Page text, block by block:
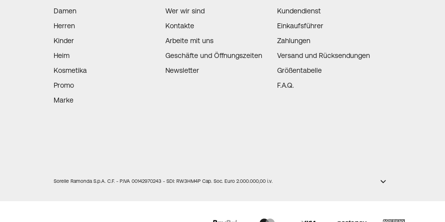
Damen
Herren
Kinder
Heim
Kosmetika
Promo
Marke
Wer wir sind
Kontakte
Arbeite mit uns
Geschäfte und Öffnungszeiten
Newsletter
Kundendienst
Einkaufsführer
Zahlungen
Versand und Rücksendungen
Größentabelle
F.A.Q.
Sorelle Ramonda S.p.A. C.F. - P.IVA 00142970243 - SDI: RW3HM4P Cap. Soc. Euro 2.000.000,00 i.v.